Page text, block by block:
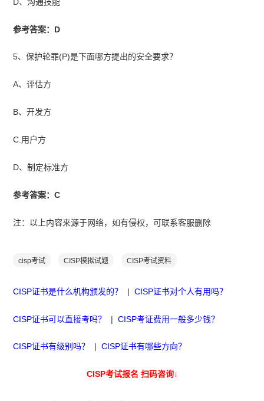
参考答案：D
5、保护轮罪(P)是下面哪方提出的安全要求？
A、评估方
B、开发方
C.用户方
D、制定标准方
参考答案：C
注：以上内容来源于网络，如有侵权，可联系客服删除
cisp考试 CISP模拟试题 CISP考试资料
CISP证书是什么机构颁发的？ |CISP证书对个人有用吗？
CISP证书可以直接考吗？ |CISP考证费用一般多少钱？
CISP证书有级别吗？ |CISP证书有哪些方向？
CISP考试报名 扫码咨询↓